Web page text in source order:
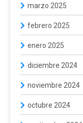
marzo 2025
febrero 2025
enero 2025
diciembre 2024
noviembre 2024
octubre 2024